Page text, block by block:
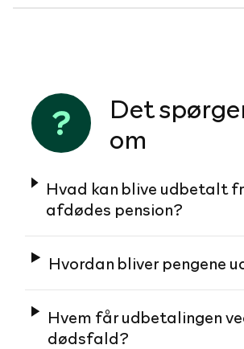
Det
om
Hvad kan blive udbetalt
afdødes pension?
Hvordan bliver pengene
Hvem får udbetalingen
dødsfald?